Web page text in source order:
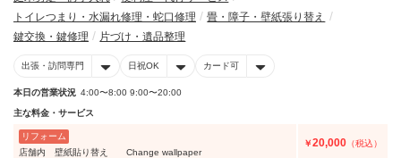
トイレつまり・水漏れ修理・蛇口修理
畳・障子・壁紙張り替え
鍵交換・鍵修理
片づけ・遺品整理
出張・訪問専門 日祝OK カード可
本日の営業状況 4:00〜8:00 9:00〜20:00
主な料金・サービス
リフォーム
店舗内 壁紙貼り替え Change wallpaper
￥20,000 （税込）